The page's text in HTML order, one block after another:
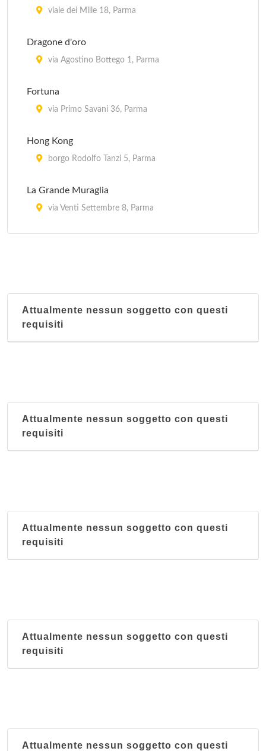
viale dei Mille 18, Parma
Dragone d'oro
via Agostino Bottego 1, Parma
Fortuna
via Primo Savani 36, Parma
Hong Kong
borgo Rodolfo Tanzi 5, Parma
La Grande Muraglia
via Venti Settembre 8, Parma
viale Piacenza 13, Parma
Attualmente nessun soggetto con questi
requisiti
Attualmente nessun soggetto con questi
requisiti
Attualmente nessun soggetto con questi
requisiti
Attualmente nessun soggetto con questi
requisiti
Attualmente nessun soggetto con questi